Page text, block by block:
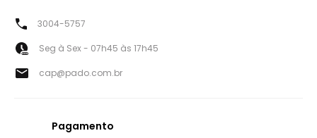
3004-5757
Seg à Sex - 07h45 às 17h45
cap@pado.com.br
Pagamento